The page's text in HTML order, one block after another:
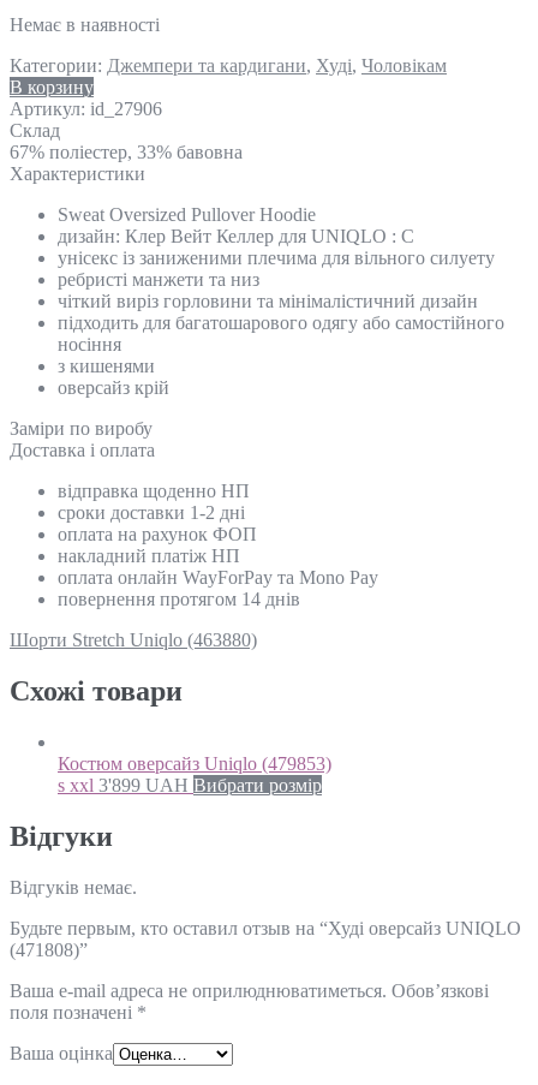
Немає в наявності
Категории: Джемпери та кардигани, Худі, Чоловікам
В корзину
Артикул: id_27906
Склад
67% поліестер, 33% бавовна
Характеристики
Sweat Oversized Pullover Hoodie
дизайн: Клер Вейт Келлер для UNIQLO : C
унісекс із заниженими плечима для вільного силуету
ребристі манжети та низ
чіткий виріз горловини та мінімалістичний дизайн
підходить для багатошарового одягу або самостійного
носіння
з кишенями
оверсайз крій
Замiри по виробу
Доставка і оплата
відправка щоденно НП
сроки доставки 1-2 дні
оплата на рахунок ФОП
накладний платіж НП
оплата онлайн WayForPay та Mono Pay
повернення протягом 14 днів
Шорти Stretch Uniqlo (463880)
Схожi товари
Костюм оверсайз Uniqlo (479853)
s xxl 3'899 UAH Вибрати розмір
Відгуки
Відгуків немає.
Будьте первым, кто оставил отзыв на “Худі оверсайз UNIQLO
(471808)”
Ваша e-mail адреса не оприлюднюватиметься. Обов’язкові
поля позначені *
Ваша оцінка